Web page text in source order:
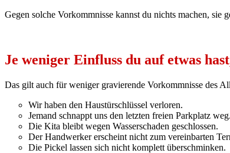
Gegen solche Vorkommnisse kannst du nichts machen, sie
Je weniger Einfluss du auf etwas
Das gilt auch für weniger gravierende Vorkommnisse des
Wir haben den Haustürschlüssel verloren.
Jemand schnappt uns den letzten freien Parkplatz weg.
Die Kita bleibt wegen Wasserschaden geschlossen.
Der Handwerker erscheint nicht zum vereinbarten
Die Pickel lassen sich nicht komplett überschminken.